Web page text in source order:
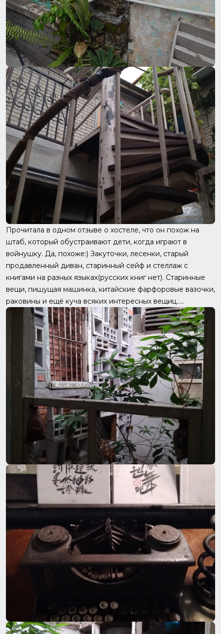
Прочитала в одном отзыве о хостеле, что он похож на
штаб, который обустраивают дети, когда играют в
войнушку. Да, похоже:) Закуточки, лесенки, старый
продавленный диван, старинный сейф и стеллаж с
книгами на разных языках(русских книг нет). Старинные
вещи, пишущая машинка, китайские фарфоровые вазочки,
раковины и ещё куча всяких интересных вещиц.....